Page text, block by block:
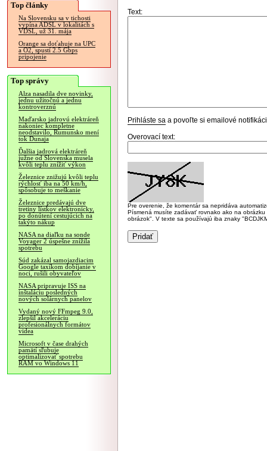
Top články
Na Slovensku sa v tichosti
vypína ADSL v lokalitách s
VDSL, už 31. mája
Orange sa doťahuje na UPC
a O2, spustí 2.5 Gbps
pripojenie
Top správy
Alza nasadila dve novinky,
jednu užitočnú a jednu
kontroverznú
Maďarsko jadrovú elektráreň
nakoniec kompletne
neodstavilo, Rumunsko mení
tok Dunaja
Ďalšia jadrová elektráreň
južne od Slovenska musela
kvôli teplu znížiť výkon
Železnice znižujú kvôli teplu
rýchlosť iba na 50 km/h,
spôsobuje to meškanie
Železnice predávajú dve
tretiny lístkov elektronicky,
po donútení cestujúcich na
takýto nákup
NASA na diaľku na sonde
Voyager 2 úspešne znížila
spotrebu
Súd zakázal samojazdiacim
Google taxíkom dobíjanie v
noci, rušili obyvateľov
NASA pripravuje ISS na
inštaláciu posledných
nových solárnych panelov
Vydaný nový FFmpeg 9.0,
zlepšil akceleráciu
profesionálnych formátov
videa
Microsoft v čase drahých
pamätí sľubuje
optimalizovať spotrebu
RAM vo Windows 11
Text:
Prihláste sa a povoľte si emailové
Overovací text:
Pre overenie, že komentár sa nepridáva
Písmená musíte zadávať rovnako ako na
obrázok". V texte sa používajú iba znaky